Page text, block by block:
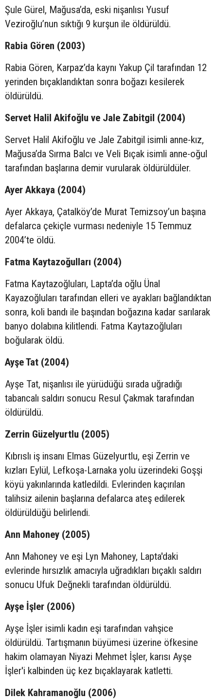
Şule Gürel, Mağusa’da, eski nişanlısı Yusuf
Veziroğlu’nun sıktığı 9 kurşun ile öldürüldü.
Rabia Gören (2003)
Rabia Gören, Karpaz’da kaynı Yakup Çil tarafından 12
yerinden bıçaklandıktan sonra boğazı kesilerek
öldürüldü.
Servet Halil Akifoğlu ve Jale Zabitgil (2004)
Servet Halil Akifoğlu ve Jale Zabitgil isimli anne-kız,
Mağusa’da Sırma Balcı ve Veli Bıçak isimli anne-oğul
tarafından başlarına demir vurularak öldürüldüler.
Ayer Akkaya (2004)
Ayer Akkaya, Çatalköy’de Murat Temizsoy’un başına
defalarca çekiçle vurması nedeniyle 15 Temmuz
2004’te öldü.
Fatma Kaytazoğulları (2004)
Fatma Kaytazoğluları, Lapta’da oğlu Ünal
Kayazoğluları tarafından elleri ve ayakları bağlandıktan
sonra, koli bandı ile başından boğazına kadar sarılarak
banyo dolabına kilitlendi. Fatma Kaytazoğluları
boğularak öldü.
Ayşe Tat (2004)
Ayşe Tat, nişanlısı ile yürüdüğü sırada uğradığı
tabancalı saldırı sonucu Resul Çakmak tarafından
öldürüldü.
Zerrin Güzelyurtlu (2005)
Kıbrıslı iş insanı Elmas Güzelyurtlu, eşi Zerrin ve
kızları Eylül, Lefkoşa-Larnaka yolu üzerindeki Goşşi
köyü yakınlarında katledildi. Evlerinden kaçırılan
talihsiz ailenin başlarına defalarca ateş edilerek
öldürüldüğü belirlendi.
Ann Mahoney (2005)
Ann Mahoney ve eşi Lyn Mahoney, Lapta'daki
evlerinde hırsızlık amacıyla uğradıkları bıçaklı saldırı
sonucu Ufuk Değnekli tarafından öldürüldü.
Ayşe İşler (2006)
Ayşe İşler isimli kadın eşi tarafından vahşice
öldürüldü. Tartışmanın büyümesi üzerine öfkesine
hakim olamayan Niyazi Mehmet İşler, karısı Ayşe
İşler'i kalbinden üç kez bıçaklayarak katletti.
Dilek Kahramanoğlu (2006)